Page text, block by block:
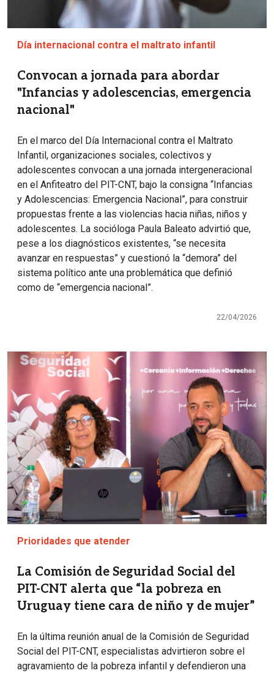
Día internacional contra el maltrato infantil
Convocan a jornada para abordar
"Infancias y adolescencias, emergencia
nacional"
En el marco del Día Internacional contra el Maltrato
Infantil, organizaciones sociales, colectivos y
adolescentes convocan a una jornada intergeneracional
en el Anfiteatro del PIT-CNT, bajo la consigna “Infancias
y Adolescencias: Emergencia Nacional”, para construir
propuestas frente a las violencias hacia niñas, niños y
adolescentes. La socióloga Paula Baleato advirtió que,
pese a los diagnósticos existentes, “se necesita
avanzar en respuestas” y cuestionó la “demora” del
sistema político ante una problemática que definió
como de “emergencia nacional”.
22/04/2026
Imagen
Prioridades que atender
La Comisión de Seguridad Social del
PIT-CNT alerta que “la pobreza en
Uruguay tiene cara de niño y de mujer”
En la última reunión anual de la Comisión de Seguridad
Social del PIT-CNT, especialistas advirtieron sobre el
agravamiento de la pobreza infantil y defendieron una